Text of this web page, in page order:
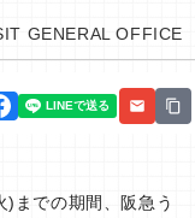
GENERAL OFFICE
までの期間、阪急う